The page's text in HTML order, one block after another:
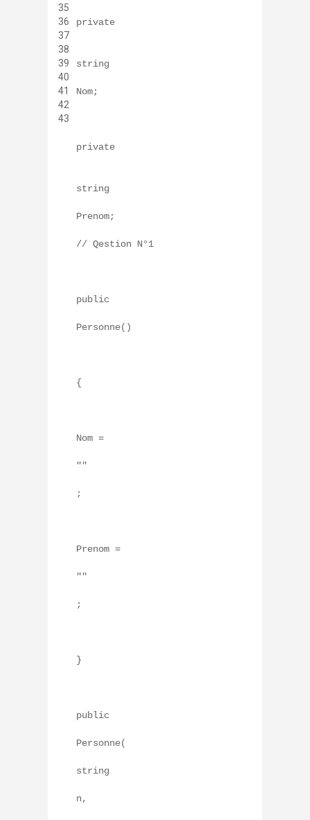
35
36
37
38
39
40
41
42
43
private
string
Nom;
private
string
Prenom;
// Qestion N°1
public
Personne()
{
Nom =
""
;
Prenom =
""
;
}
public
Personne(
string
n,